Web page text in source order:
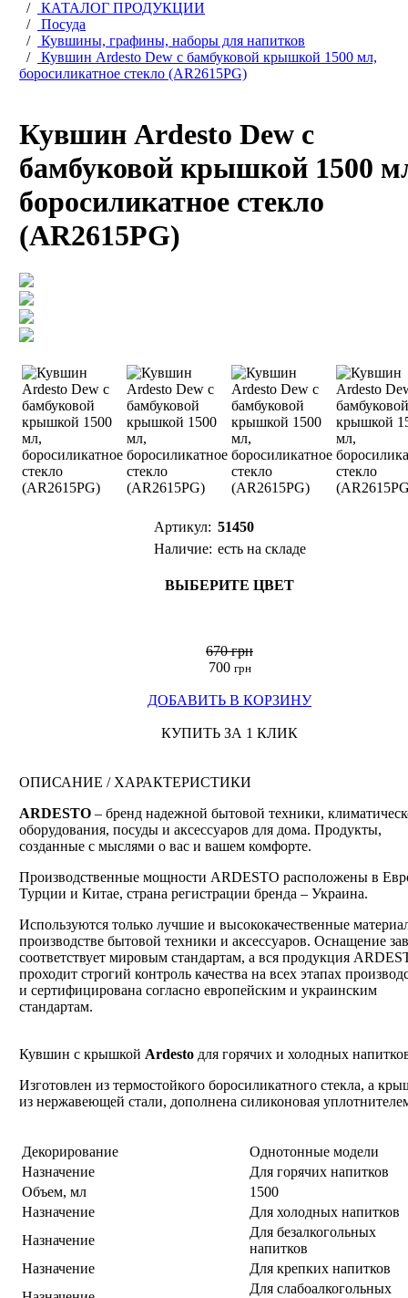
/
КАТАЛОГ ПРОДУКЦИИ
/
Посуда
/
Кувшины, графины, наборы для напитков
/
Кувшин Ardesto Dew с бамбуковой крышкой 1500 мл,
боросиликатное стекло (AR2615PG)
Кувшин Ardesto Dew с
бамбуковой крышкой 1500
боросиликатное стекло
(AR2615PG)
Артикул: 51450
Наличие: есть на складе
ВЫБЕРИТЕ ЦВЕТ
670 грн
700 грн
ДОБАВИТЬ В КОРЗИНУ
КУПИТЬ ЗА 1 КЛИК
ОПИСАНИЕ / ХАРАКТЕРИСТИКИ
ARDESTO – бренд надежной бытовой техники,
оборудования, посуды и аксессуаров для дома. Продукты,
созданные с мыслями о вас и вашем комфорте.
Производственные мощности ARDESTO расположены в
Турции и Китае, страна регистрации бренда – Украина.
Используются только лучшие и высококачественные
производстве бытовой техники и аксессуаров. Оснащение
соответствует мировым стандартам, а вся продукция
проходит строгий контроль качества на всех этапах
и сертифицирована согласно европейским и украинским
стандартам.
Кувшин с крышкой Ardesto для горячих и холодных
Изготовлен из термостойкого боросиликатного стекла, а
из нержавеющей стали, дополнена силиконовая
Декорирование
Однотонные модели
Назначение
Для горячих напитков
Объем, мл
1500
Назначение
Для холодных напитков
Назначение
Для безалкогольных
напитков
Назначение
Для крепких напитков
Для слабоалкогольных